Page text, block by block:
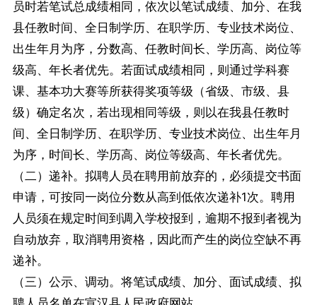
员时若笔试总成绩相同，依次以笔试成绩、加分、在我
县任教时间、全日制学历、在职学历、专业技术岗位、
出生年月为序，分数高、任教时间长、学历高、岗位等
级高、年长者优先。若面试成绩相同，则通过学科赛
课、基本功大赛等所获得奖项等级（省级、市级、县
级）确定名次，若出现相同等级，则以在我县任教时
间、全日制学历、在职学历、专业技术岗位、出生年月
为序，时间长、学历高、岗位等级高、年长者优先。
（二）递补。拟聘人员在聘用前放弃的，必须提交书面
申请，可按同一岗位分数从高到低依次递补1次。聘用
人员须在规定时间到调入学校报到，逾期不报到者视为
自动放弃，取消聘用资格，因此而产生的岗位空缺不再
递补。
（三）公示、调动。将笔试成绩、加分、面试成绩、拟